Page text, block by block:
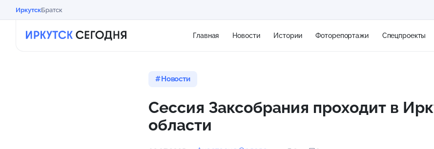
ИркутскБратск
Главная Новости Истории Фоторепортажи Спецпроекты
Новости
Сессия Заксобрания проходит в
области